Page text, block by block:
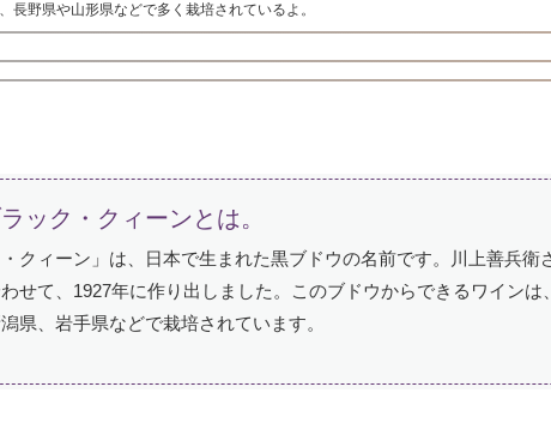
長野県や山形県などで多く栽培されているよ。
ック・クィーンとは。
・クィーン」は、日本で生まれた黒ブドウの名前です。川上善兵
せて、1927年に作り出しました。このブドウからできるワイン
県、岩手県などで栽培されています。